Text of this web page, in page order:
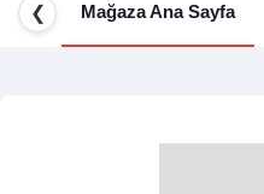
❮ Mağaza Ana Sayfa